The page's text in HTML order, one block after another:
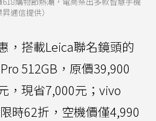
通信提供）
，搭載Leica聯名鏡頭的
Pro 512GB，原價39,900
，現省7,000元；vivo
時62折，空機價僅4,990